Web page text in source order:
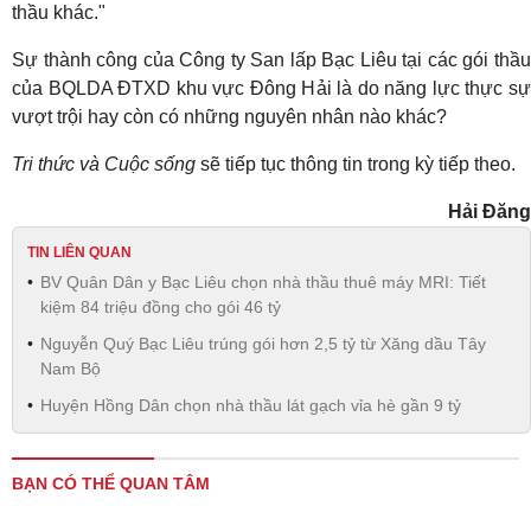
thầu khác."
Sự thành công của Công ty San lấp Bạc Liêu tại các gói thầu
của BQLDA ĐTXD khu vực Đông Hải là do năng lực thực sự
vượt trội hay còn có những nguyên nhân nào khác?
Tri thức và Cuộc sống sẽ tiếp tục thông tin trong kỳ tiếp theo.
Hải Đăng
TIN LIÊN QUAN
BV Quân Dân y Bạc Liêu chọn nhà thầu thuê máy MRI: Tiết
kiệm 84 triệu đồng cho gói 46 tỷ
Nguyễn Quý Bạc Liêu trúng gói hơn 2,5 tỷ từ Xăng dầu Tây
Nam Bộ
Huyện Hồng Dân chọn nhà thầu lát gạch vỉa hè gần 9 tỷ
BẠN CÓ THỂ QUAN TÂM